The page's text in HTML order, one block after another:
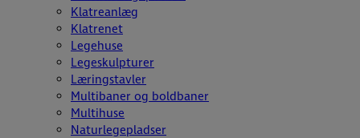
Klatreanlæg
Klatrenet
Legehuse
Legeskulpturer
Læringstavler
Multibaner og boldbaner
Multihuse
Naturlegepladser